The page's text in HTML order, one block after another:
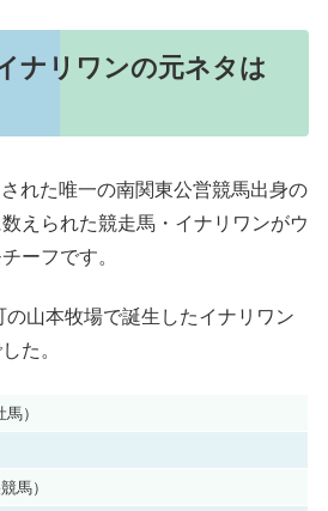
ナリワンの元ネタは
れた唯一の南関東公営競馬出身の
えられた競走馬・イナリワンがウ
ーフです。
山本牧場で誕生したイナリワン
た。
）
馬）